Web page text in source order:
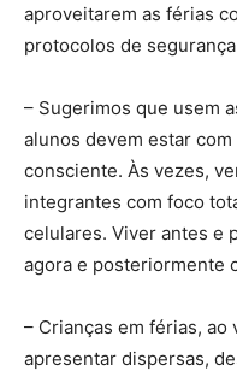
aproveitarem as férias
protocolos de
– Sugerimos que usem
alunos devem estar
consciente. Às vezes,
integrantes com foco
celulares. Viver antes e
agora e posteriormente
– Crianças em férias, ao
apresentar dispersas,